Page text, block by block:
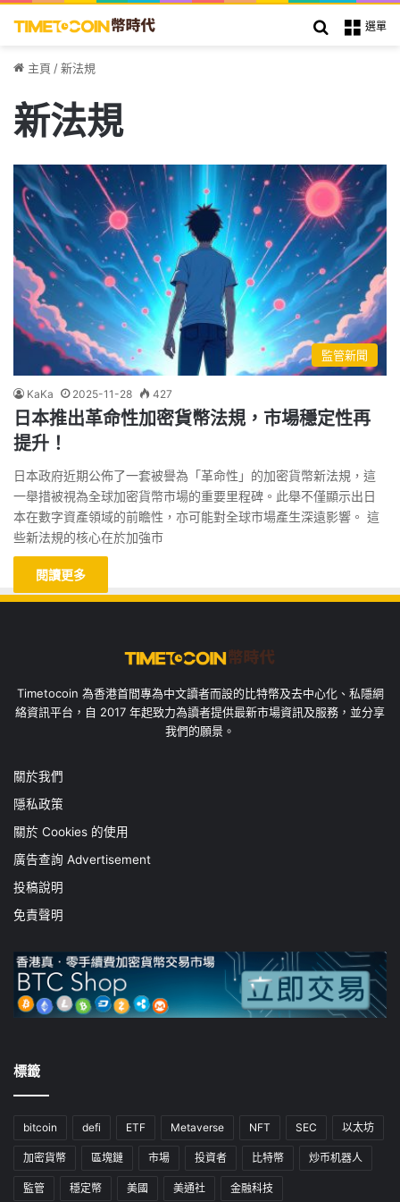
選單
搜索
主頁 /新法規
新法規
監管新聞
KaKa 2025-11-28 427
日本推出革命性加密貨幣法規，市場穩定性再
提升！
日本政府近期公佈了一套被譽為「革命性」的加密貨幣新法規，這
一舉措被視為全球加密貨幣市場的重要里程碑。此舉不僅顯示出日
本在數字資產領域的前瞻性，亦可能對全球市場產生深遠影響。 這
些新法規的核心在於加強市
閱讀更多
Timetocoin 為香港首間專為中文讀者而設的比特幣及去中心化、私隱網
絡資訊平台，自 2017 年起致力為讀者提供最新市場資訊及服務，並分享
我們的願景。
關於我們
隱私政策
關於 Cookies 的使用
廣告查詢 Advertisement
投稿說明
免責聲明
標籤
bitcoin defi ETF Metaverse NFT SEC 以太坊
加密貨幣 區塊鏈 市場 投資者 比特幣 炒币机器人
監管 穩定幣 美國 美通社 金融科技